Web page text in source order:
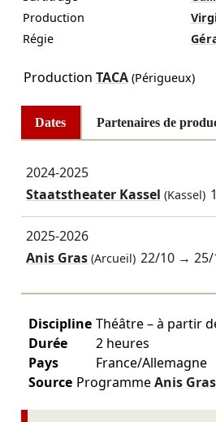
Production
Régie
Production TACA(Périgueux)
Dates Partenaires de
2024-2025
Staatstheater Kassel (Kassel)
2025-2026
Anis Gras(Arcueil) 22/10 →
Discipline Théâtre – à partir
Durée
2 heures
Pays
France/Allemagne
Source ProgrammeAnis Gras